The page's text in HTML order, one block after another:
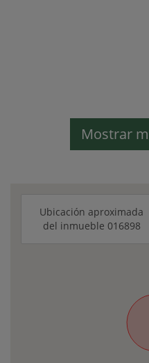
Mostrar
Ubicación aproximada
del inmueble 016898